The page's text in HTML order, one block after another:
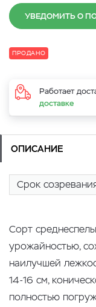
УВЕДОМИТЬ О
ПРОДАНО
Работает
доставке
ОПИСАНИЕ
Срок
Сорт
урожайностью,
наилучшей
14-16 см,
полностью